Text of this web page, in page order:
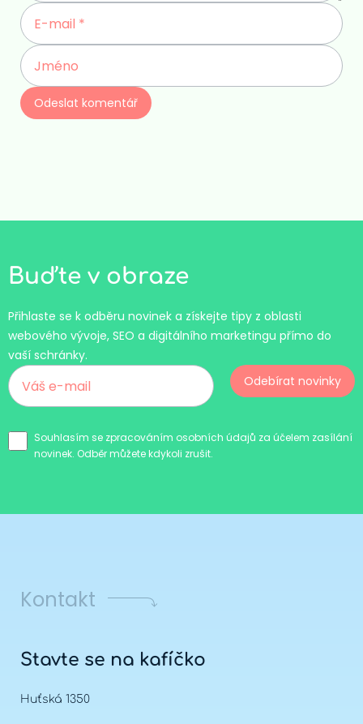
Buďte v obraze
Přihlaste se k odběru novinek a získejte tipy z oblasti
webového vývoje, SEO a digitálního marketingu přímo do
vaší schránky.
Odebírat novinky
Souhlasím se zpracováním osobních údajů za účelem zasílání
novinek. Odběr můžete kdykoli zrušit.
Kontakt
Stavte se na kafíčko
Huťská 1350